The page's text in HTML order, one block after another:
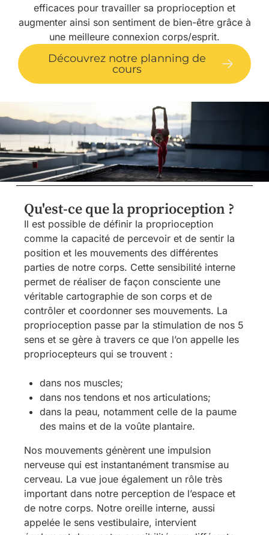
efficaces pour travailler sa proprioception et
augmenter ainsi son sentiment de bien-être grâce à
une meilleure connexion corps/esprit.
Découvrez notre planning de
cours
Qu'est-ce que la proprioception ?
Il est possible de définir la proprioception
comme la capacité de percevoir et de sentir la
position et les mouvements des différentes
parties de notre corps. Cette sensibilité interne
permet de réaliser de façon consciente une
véritable cartographie de son corps et de
contrôler et coordonner ses mouvements. La
proprioception passe par la stimulation de nos 5
sens et se gère à travers ce que l’on appelle les
propriocepteurs qui se trouvent :
dans nos muscles;
dans nos tendons et nos articulations;
dans la peau, notamment celle de la paume
des mains et de la voûte plantaire.
Nos mouvements génèrent une impulsion
nerveuse qui est instantanément transmise au
cerveau. La vue joue également un rôle très
important dans notre perception de l’espace et
de notre corps. Notre oreille interne, aussi
appelée le sens vestibulaire, intervient